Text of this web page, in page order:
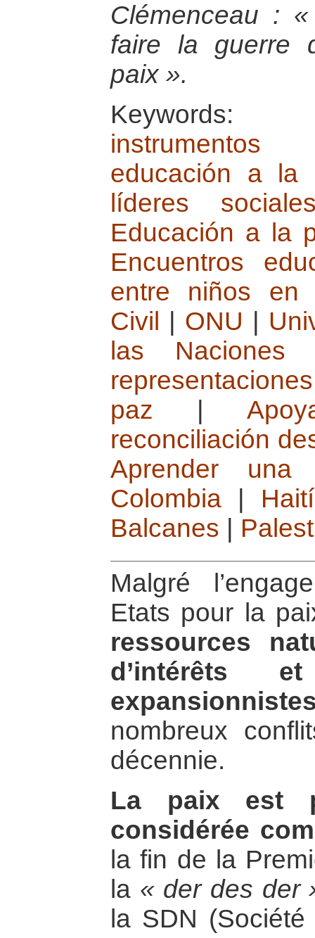
Clémenceau :
faire la guerre
paix ».
Keywords:
educación a la
líderes
Educación a la
Encuentros
entre niños en
Civil
ONU
las Naciones
paz
reconciliación
Aprender
Colombia
Haití
Balcanes
Malgré
Etats pour la
ressources
d’intérêts
nombreux
décennie.
La paix est
considérée
la fin de la
la « der des der
la SDN